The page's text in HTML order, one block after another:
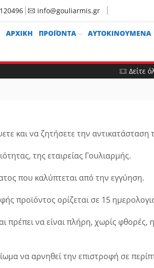
info@gouliarmis.gr
ΑΡΧΙΚΉ ΠΡΟΪΟΝΤΑ ΑΥΤΟΚΙΝΟΎΜΕΝΑ
Δείτε
και να ζητήσετε την
της εταιρείας Γουλιαρμής.
που καλύπτεται από την εγγύηση.
προϊόντος ορίζεται σε 15
πρέπει να είναι πλήρη, χωρίς
να αρνηθεί την επιστροφή σε